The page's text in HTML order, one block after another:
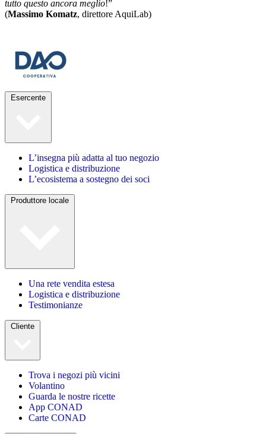
tutto questo ancora meglio!”
(Massimo Komatz, direttore AquiLab)
Esercente
L’insegna più adatta al tuo negozio
Logistica e distribuzione
L’ecosistema a sostegno dei soci
Produttore locale
Una rete vendita estesa
Logistica e distribuzione
Testimonianze
Cliente
Trova i negozi più vicini
Volantino
Guarda le nostre ricette
App CONAD
Carte CONAD